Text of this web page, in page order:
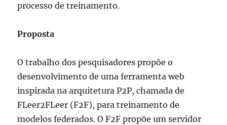
processo de treinamento.
Proposta
O trabalho dos pesquisadores propõe o
desenvolvimento de uma ferramenta web
inspirada na arquitetura P2P, chamada de
FLeer2FLeer (F2F), para treinamento de
modelos federados. O F2F propõe um servidor